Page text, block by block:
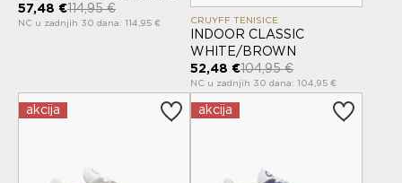
57,48 €114,95 €
NC u zadnjih 30 dana: 114,95 € CRUYFF TENISICE
INDOOR CLASSIC
WHITE/BROWN
52,48 €104,95 €
NC u zadnjih 30 dana: 104,95 €
akcija akcija